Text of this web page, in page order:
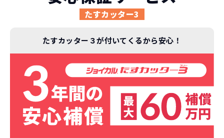
安さの秘密
高残価設定を実現！
低価格が可能に！
故障リスクが非常に低い
3年以内の契約なので、故障リスクが非常
に少なくなります。例え故障してもメーカ
ー保証があるから安心です。
新車購入時の税金や
諸費用などが不要
たすカッター3
たすカッター３が付いてくるから安心！